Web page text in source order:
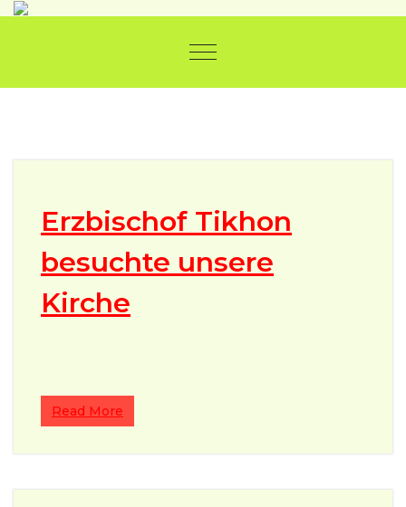
Skip to content
Toggle navigation
Erzbischof Tikhon
besuchte unsere
Kirche
Read More